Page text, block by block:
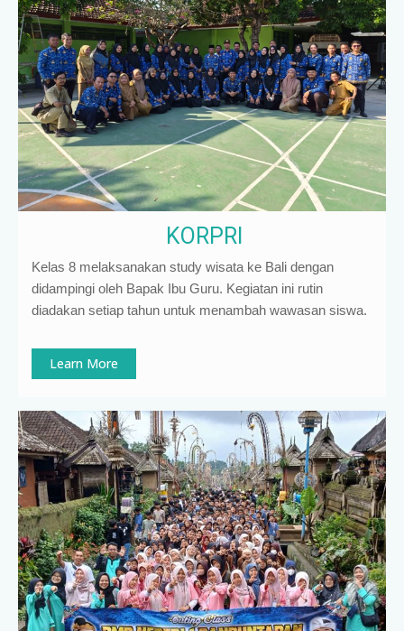
KORPRI
Kelas 8 melaksanakan study wisata ke Bali dengan
didampingi oleh Bapak Ibu Guru. Kegiatan ini rutin
diadakan setiap tahun untuk menambah wawasan siswa.
Learn More